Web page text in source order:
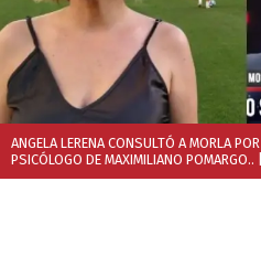
ANGELA LERENA CONSULTÓ A MORLA
PSICÓLOGO DE MAXIMILIANO POMARGO..